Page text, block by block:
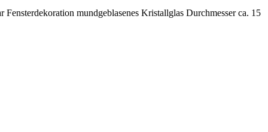
mundgeblasenes Kristallglas Durchmesser ca. 15